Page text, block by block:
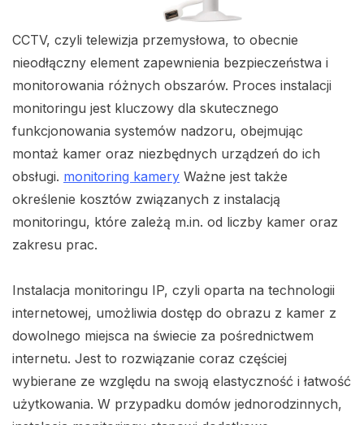
CCTV, czyli telewizja przemysłowa, to obecnie
nieodłączny element zapewnienia bezpieczeństwa i
monitorowania różnych obszarów. Proces instalacji
monitoringu jest kluczowy dla skutecznego
funkcjonowania systemów nadzoru, obejmując
montaż kamer oraz niezbędnych urządzeń do ich
obsługi. monitoring kamery Ważne jest także
określenie kosztów związanych z instalacją
monitoringu, które zależą m.in. od liczby kamer oraz
zakresu prac.
Instalacja monitoringu IP, czyli oparta na technologii
internetowej, umożliwia dostęp do obrazu z kamer z
dowolnego miejsca na świecie za pośrednictwem
internetu. Jest to rozwiązanie coraz częściej
wybierane ze względu na swoją elastyczność i łatwość
użytkowania. W przypadku domów jednorodzinnych,